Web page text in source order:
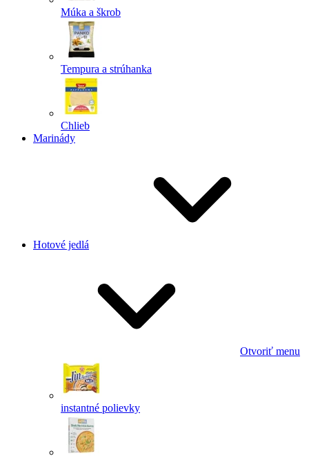
Múka a škrob
Tempura a strúhanka
Chlieb
Marinády
Hotové jedlá
Otvoriť menu
instantné polievky